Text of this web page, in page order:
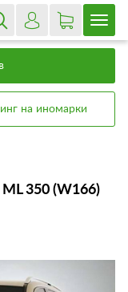
на иномарки
350 (W166)